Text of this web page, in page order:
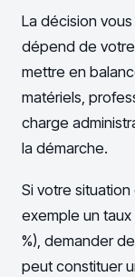
La décision
dépend de
mettre en
matériels,
charge
la démarche.
Si votre situation
exemple un taux
%), demander
peut constituer